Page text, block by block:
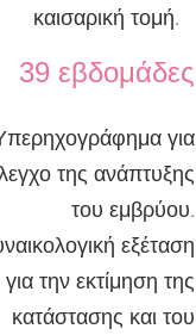
καισαρική τομή.
39 εβδομάδες
για
της ανάπτυξης
του εμβρύου.
εξέταση
για την εκτίμηση της
κατάστασης και του